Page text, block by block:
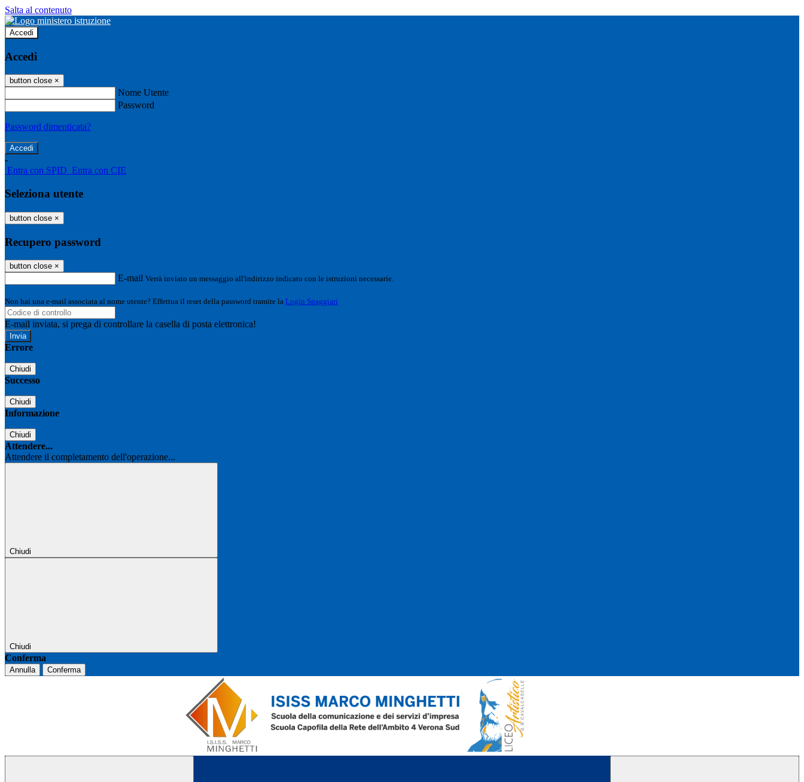
Salta al contenuto
Accedi
Accedi
button close ×
Nome Utente
Password
Password dimenticata?
-
Entra con SPID Entra con CIE
Seleziona utente
button close ×
Recupero password
button close ×
E-mail Verrà inviato un messaggio all'indirizzo indicato con le istruzioni necessarie.
Non hai una e-mail associata al nome utente? Effettua il reset della password tramite la Login Spaggiari
E-mail inviata, si prega di controllare la casella di posta elettronica!
Errore
Chiudi
Successo
Chiudi
Informazione
Chiudi
Attendere...
Attendere il completamento dell'operazione...
Chiudi
Chiudi
Conferma
Annulla Conferma